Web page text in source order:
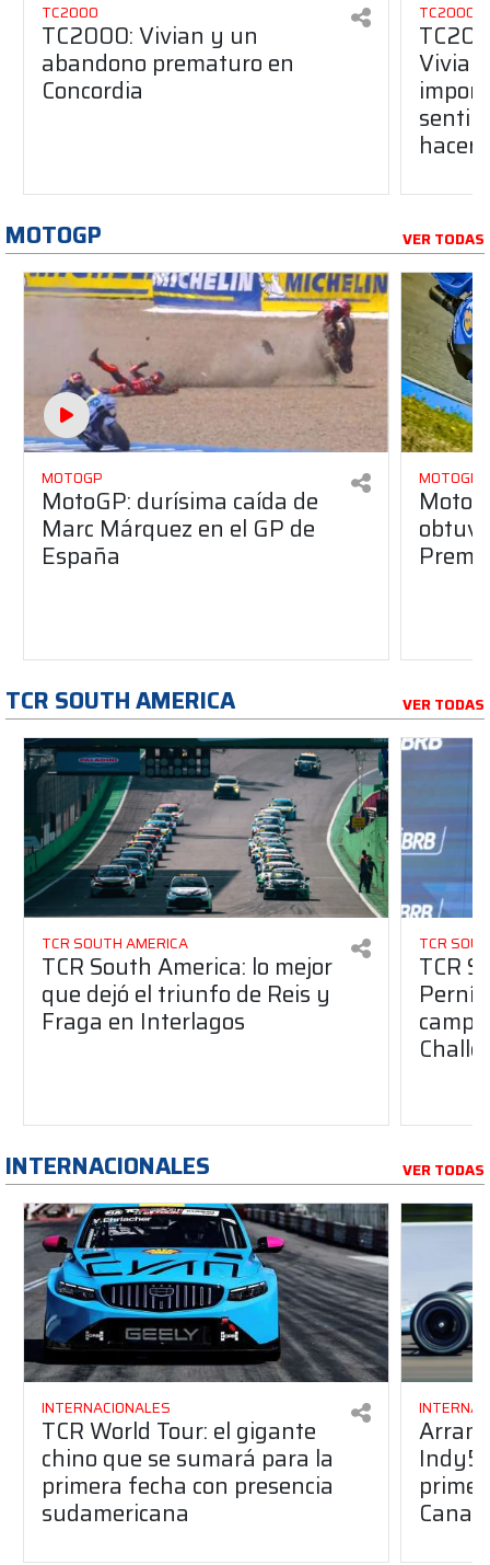
TC2000
TC2000: Vivian y un
abandono prematuro en
Concordia
TC2000
Vivian
hacer
MOTOGP VER TODAS
MOTOGP
MotoGP: durísima caída de
Marc Márquez en el GP de
España
MOTOGP
TCR SOUTH AMERICA VER TODAS
TCR SOUTH AMERICA
TCR South America: lo mejor
que dejó el triunfo de Reis y
Fraga en Interlagos
TCR
TCR
INTERNACIONALES VER TODAS
INTERNACIONALES
TCR World Tour: el gigante
chino que se sumará para la
primera fecha con presencia
sudamericana